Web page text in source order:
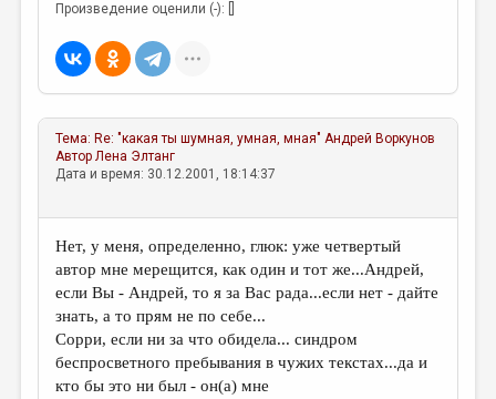
РЕДКОЛЛЕГИЯ
МАЛАЯ ПРОЗА
ЭССЕИСТИКА
ЛИТЕРАТУРОВЕДЕНИЕ
КУЛЬТУРОВЕДЕНИЕ
ПУБЛИЦИСТИКА
РЕЦЕНЗИРОВАНИЕ
ЦИКЛЫ ПУБЛИКАЦИЙ
Произведение оценили (-): []
Тема: Re: "какая ты шумная, умная, мная" Андрей Воркунов
АвторЛена Элтанг
Дата и время: 30.12.2001, 18:14:37
Нет, у меня, определенно, глюк: уже четвертый
автор мне мерещится, как один и тот же...Андрей,
если Вы - Андрей, то я за Вас рада...если нет - дайте
знать, а то прям не по себе...
Сорри, если ни за что обидела... синдром
беспросветного пребывания в чужих текстах...да и
кто бы это ни был - он(а) мне